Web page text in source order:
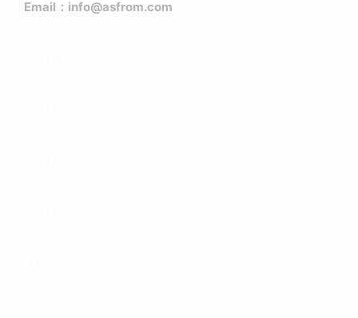
Email：info@asfrom.com